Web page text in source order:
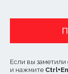
Если вы
и нажмите Ctrl+